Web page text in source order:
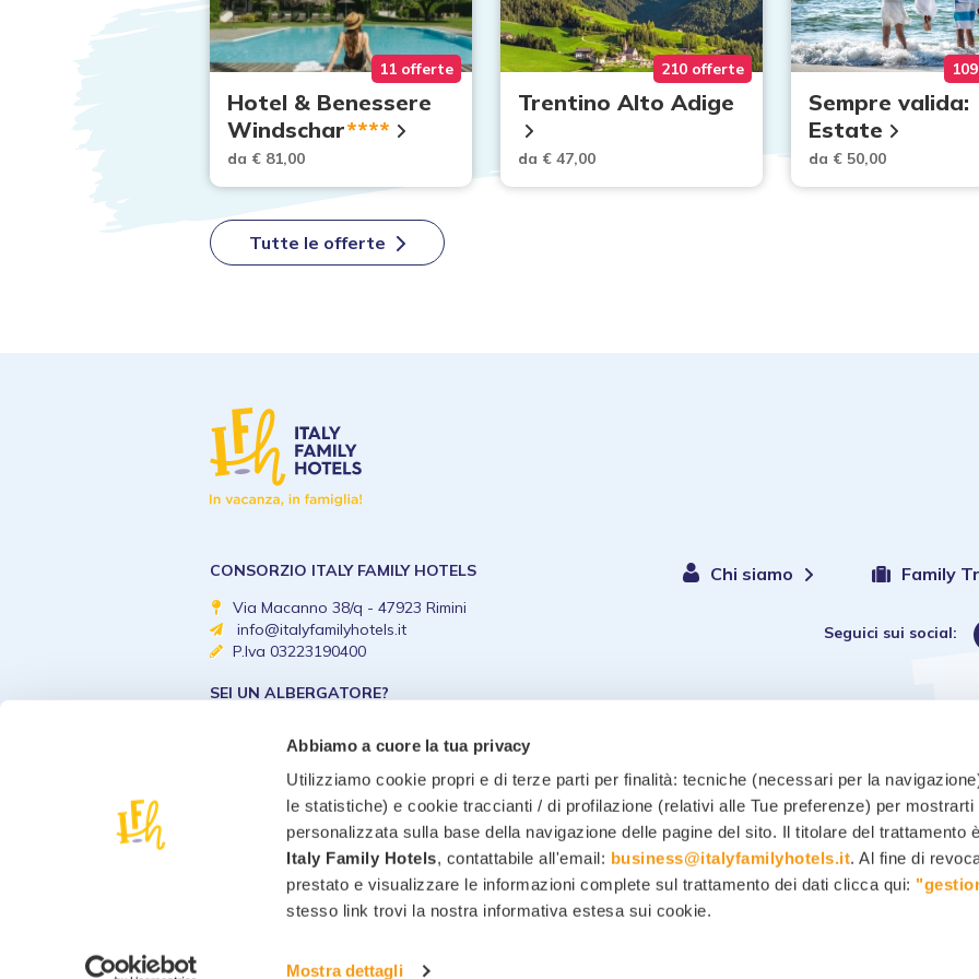
Abbiamo a cuore la tua privacy
Utilizziamo cookie propri e di terze parti per finalità: tecniche (necessari per la
le statistiche) e cookie traccianti / di profilazione (relativi alle Tue preferenze) per mostrarti
personalizzata sulla base della navigazione delle pagine del sito. Il titolare del trattamento è
Italy Family Hotels, contattabile all'email: business@italyfamilyhotels.it. Al fine di
prestato e visualizzare le informazioni complete sul trattamento dei dati clicca qui:
stesso link trovi la nostra informativa estesa sui cookie.
Mostra dettagli
11 offerte
Hotel & Benessere
Windschar****
da € 81,00
210 offerte
Trentino Alto Adige
da € 47,00
Sempre valida:
Estate
da € 50,00
Tutte le offerte
Chi siamo Family
Seguici sui social:
CONSORZIO ITALY FAMILY HOTELS
Via Macanno 38/q - 47923 Rimini
info@italyfamilyhotels.it
P.Iva 03223190400
SEI UN ALBERGATORE?
Diventa un Italy Family Hotels
Privacy policy-